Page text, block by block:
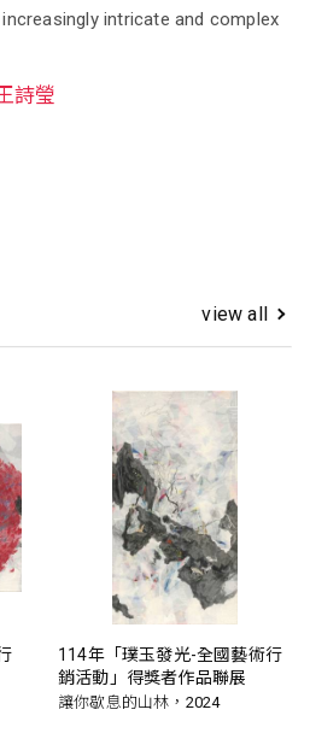
intricate and complex
詩瑩
view all
114年「璞玉發光-全國藝術行
銷活動」得獎者作品聯展
讓你歇息的山林，2024